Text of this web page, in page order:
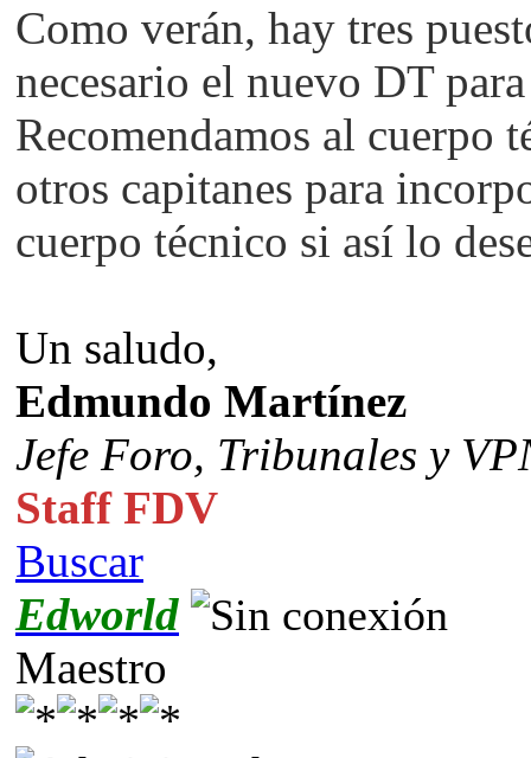
Como verán, hay tres
necesario el nuevo DT
Recomendamos al cuerpo
otros capitanes para
cuerpo técnico si así lo
Un saludo,
Edmundo Martínez
Jefe Foro, Tribunales y
Staff FDV
Buscar
Edworld
Maestro